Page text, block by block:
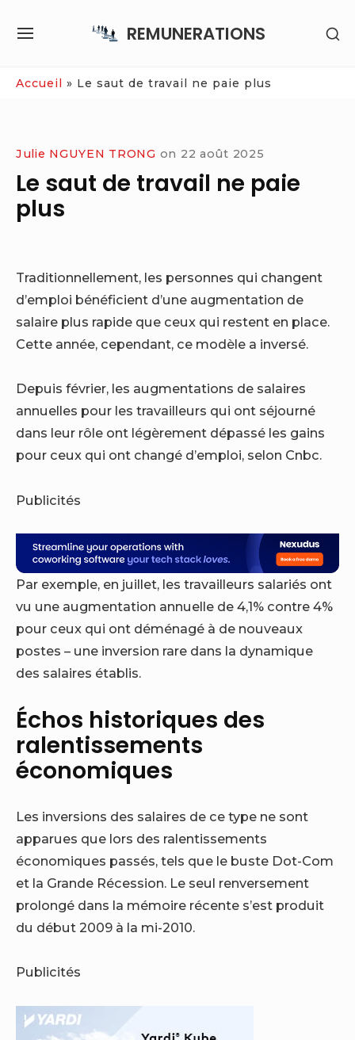
REMUNERATIONS
SITE
Accueil » Le saut de travail ne paie plus
Julie NGUYEN TRONG on 22 août 2025
Le saut de travail ne paie
plus
Traditionnellement, les personnes qui changent
d’emploi bénéficient d’une augmentation de
salaire plus rapide que ceux qui restent en place.
Cette année, cependant, ce modèle a inversé.
Depuis février, les augmentations de salaires
annuelles pour les travailleurs qui ont séjourné
dans leur rôle ont légèrement dépassé les gains
pour ceux qui ont changé d’emploi, selon Cnbc.
Publicités
Par exemple, en juillet, les travailleurs salariés ont
vu une augmentation annuelle de 4,1% contre 4%
pour ceux qui ont déménagé à de nouveaux
postes – une inversion rare dans la dynamique
des salaires établis.
Échos historiques des
ralentissements
économiques
Les inversions des salaires de ce type ne sont
apparues que lors des ralentissements
économiques passés, tels que le buste Dot-Com
et la Grande Récession. Le seul renversement
prolongé dans la mémoire récente s’est produit
du début 2009 à la mi-2010.
Publicités